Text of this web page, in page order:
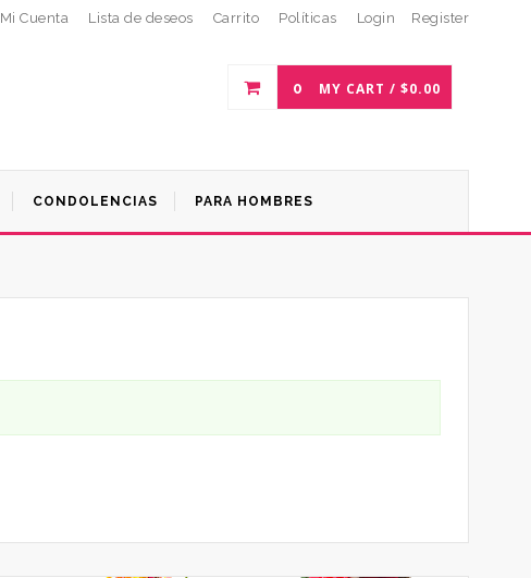
Mi Cuenta Lista de deseos Carrito Políticas Login Register
0 MY CART / $0.00
CONDOLENCIAS PARA HOMBRES